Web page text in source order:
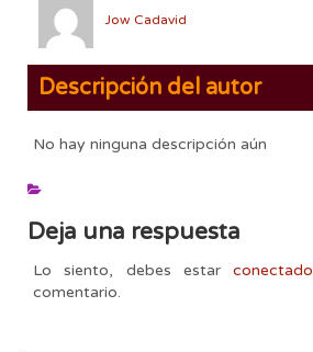
Jow Cadavid
Descripción del autor
No hay ninguna descripción aún
Deja una respuesta
Lo siento, debes estarconectado
comentario.